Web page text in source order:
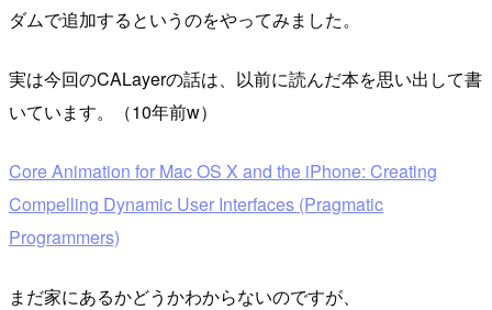
ダムで追加するというのをやってみました。
実は今回のCALayerの話は、以前に読んだ本を思い出して書
いています。（10年前w）
Core Animation for Mac OS X and the iPhone: Creating
Compelling Dynamic User Interfaces (Pragmatic
Programmers)
まだ家にあるかどうかわからないのですが、